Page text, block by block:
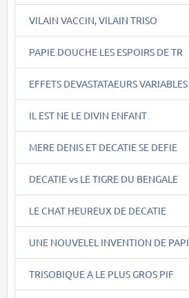
VILAIN VACCIN, VILAIN TRISO
PAPIE DOUCHE LES ESPOIRS DE TR
EFFETS DEVASTATAEURS VARIABLES
IL EST NE LE DIVIN ENFANT
MERE DENIS ET DECATIE SE DEFIE
DECATIE vs LE TIGRE DU BENGALE
LE CHAT HEUREUX DE DECATIE
UNE NOUVELEL INVENTION DE PAPI
TRISOBIQUE A LE PLUS GROS PIF